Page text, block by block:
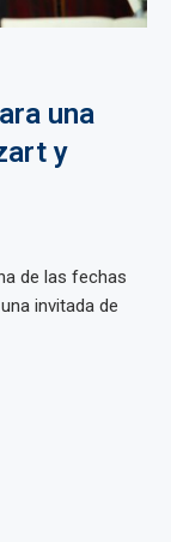
una
y
de las fechas
invitada de